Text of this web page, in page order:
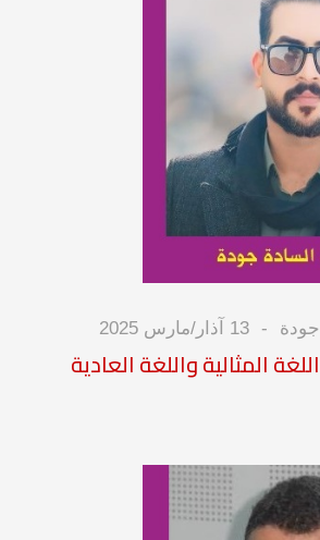
13 آذار/مارس 2025
المثالية واللغة العادية